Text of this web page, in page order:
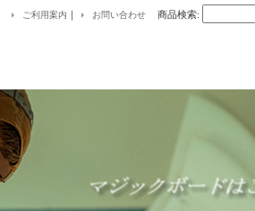
ご利用案内 ｜ お問い合わせ 商品検索: